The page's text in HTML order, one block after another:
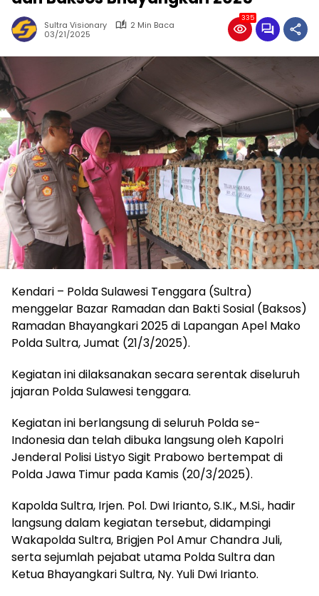
Sultra Visionary
2 Min Baca
03/21/2025
335
Kendari – Polda Sulawesi Tenggara (Sultra)
menggelar Bazar Ramadan dan Bakti Sosial (Baksos)
Ramadan Bhayangkari 2025 di Lapangan Apel Mako
Polda Sultra, Jumat (21/3/2025).
Kegiatan ini dilaksanakan secara serentak diseluruh
jajaran Polda Sulawesi tenggara.
Kegiatan ini berlangsung di seluruh Polda se-
Indonesia dan telah dibuka langsung oleh Kapolri
Jenderal Polisi Listyo Sigit Prabowo bertempat di
Polda Jawa Timur pada Kamis (20/3/2025).
Kapolda Sultra, Irjen. Pol. Dwi Irianto, S.IK., M.Si., hadir
langsung dalam kegiatan tersebut, didampingi
Wakapolda Sultra, Brigjen Pol Amur Chandra Juli,
serta sejumlah pejabat utama Polda Sultra dan
Ketua Bhayangkari Sultra, Ny. Yuli Dwi Irianto.